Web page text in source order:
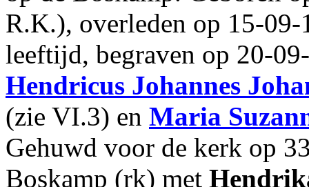
R.K.), overleden op 15-
leeftijd, begraven op 20-
Hendricus Johannes
(zie VI.3) en Maria
Gehuwd voor de kerk op
Boskamp (rk) met